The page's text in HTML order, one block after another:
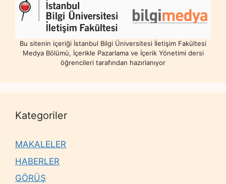
Bu sitenin içeriği İstanbul Bilgi Üniversitesi İletişim Fakültesi
Medya Bölümü, İçerikle Pazarlama ve İçerik Yönetimi dersi
öğrencileri tarafından hazırlanıyor
Kategoriler
MAKALELER
HABERLER
GÖRÜŞ